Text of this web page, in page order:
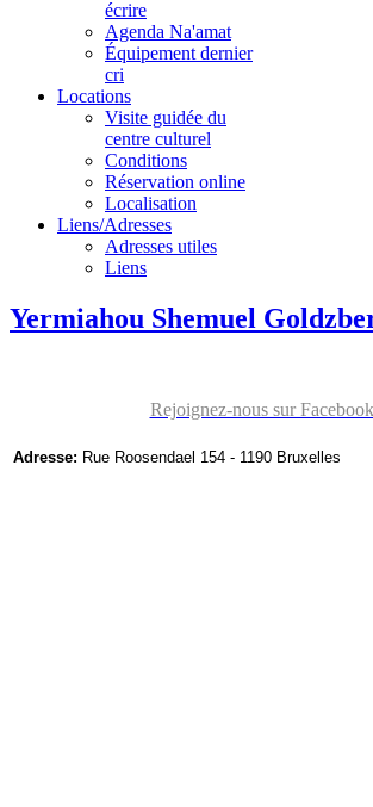
écrire
Agenda Na'amat
Équipement dernier
cri
Locations
Visite guidée du
centre culturel
Conditions
Réservation online
Localisation
Liens/Adresses
Adresses utiles
Liens
Yermiahou Shemuel
Rejoignez-nous sur
Adresse: Rue Roosendael 154 - 1190 Bruxelles